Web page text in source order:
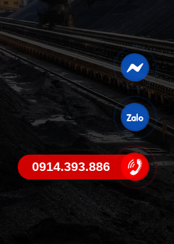
0914.393.886